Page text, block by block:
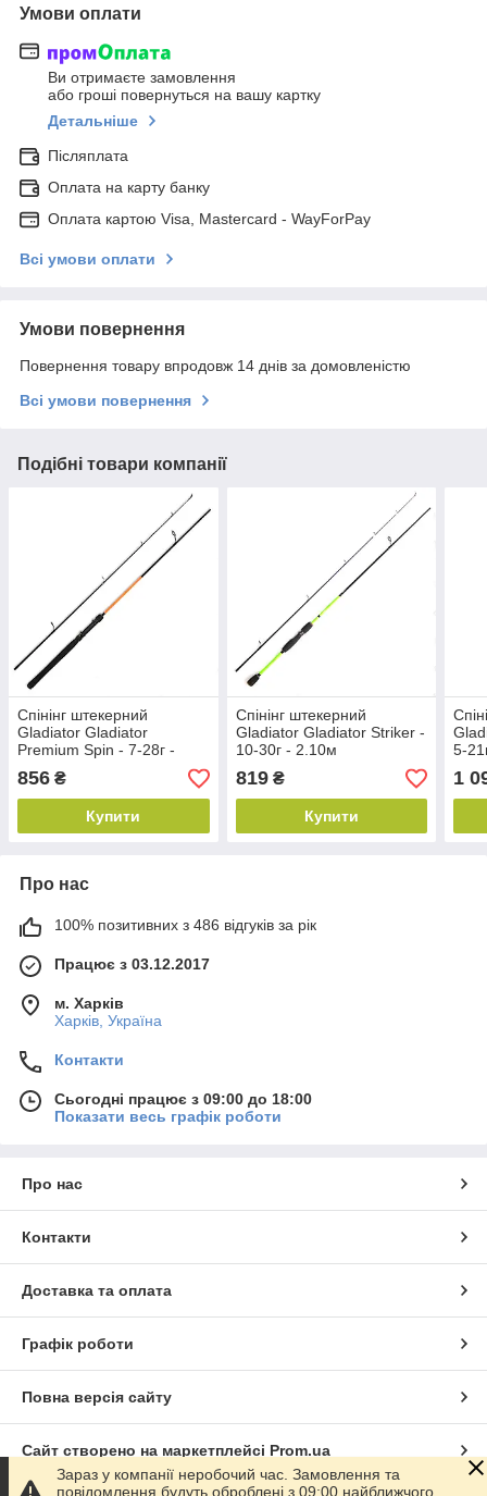
Умови оплати
Ви отримаєте замовлення
або гроші повернуться на вашу картку
Детальніше
Післяплата
Оплата на карту банку
Оплата картою Visa, Mastercard - WayForPay
Всі умови оплати
Умови повернення
Повернення товару впродовж 14 днів за домовленістю
Всі умови повернення
Подібні товари компанії
Спінінг штекерний
Gladiator Gladiator
Premium Spin - 7-28г -
2.70м
856 ₴
Купити
Спінінг штекерний
Gladiator Gladiator Striker -
10-30г - 2.10м
819₴
Купити
5-
1
Про нас
100% позитивних з 486 відгуків за рік
Працює з 03.12.2017
м. Харків
Харків, Україна
Контакти
Сьогодні працює з 09:00 до 18:00
Показати весь графік роботи
Про нас
Контакти
Доставка та оплата
Графік роботи
Повна версія сайту
Сайт створено на маркетплейсі Prom.ua
Зараз у компанії неробочий час. Замовлення та
повідомлення будуть оброблені з 09:00 найближчого